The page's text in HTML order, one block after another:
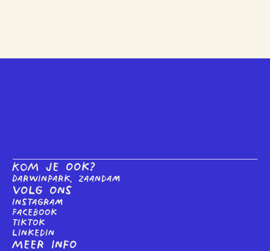
KOM je ook?
Darwinpark, Zaandam
Volg ons
Instagram
Facebook
tiktok
linkedin
Meer info